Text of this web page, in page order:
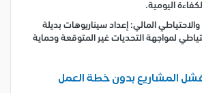
اليومية.
المالي: إعداد سيناريوهات بديلة
لمواجهة التحديات غير المتوقعة وحماية
المشاريع بدون خطة العمل